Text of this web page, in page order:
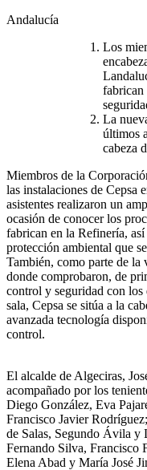
Andalucía
Los
fabrican
La
últimos
cabeza
Miembros de la
las instalaciones de Cepsa
asistentes realizaron un
ocasión de conocer los
fabrican en la Refinería,
protección ambiental que
También, como parte de la
donde comprobaron, de
control y seguridad con los
sala, Cepsa se sitúa a la
avanzada tecnología
control.
El alcalde de Algeciras,
acompañado por los
Diego González, Eva
Francisco Javier
de Salas, Segundo Ávila y
Fernando Silva, Francisco
Elena Abad y María José